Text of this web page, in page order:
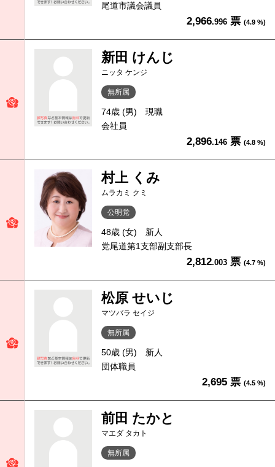
尾道市議会議員
2,966.996 票 (4.9 %)
新田 けんじ
ニッタ ケンジ
無所属
74歳 (男)
現職
会社員
2,896.146 票 (4.8 %)
村上 くみ
ムラカミ クミ
公明党
48歳 (女)
新人
党尾道第1支部副支部長
2,812.003 票 (4.7 %)
松原 せいじ
マツバラ セイジ
無所属
50歳 (男)
新人
団体職員
2,695 票 (4.5 %)
前田 たかと
マエダ タカト
無所属